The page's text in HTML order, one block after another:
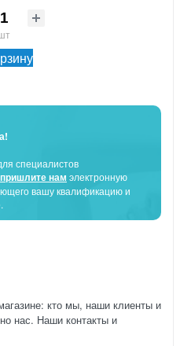
специалистов
пришлите нам электронную
вашу квалификацию и
кто мы, наши клиенты и
нас. Наши контакты и